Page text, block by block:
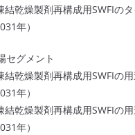
結乾燥製剤再構成用SWFIの
年）
セグメント
結乾燥製剤再構成用SWFIの
年）
結乾燥製剤再構成用SWFIの
年）